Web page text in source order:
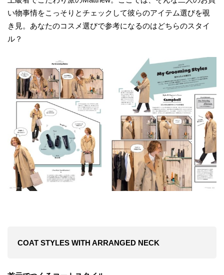
い物事情をこっそりとチェックして彼らのアイテム選びを覗
き見。あなたのコスメ選びで参考になるのはどちらのスタイ
ル？
COAT STYLES WITH ARRANGED NECK